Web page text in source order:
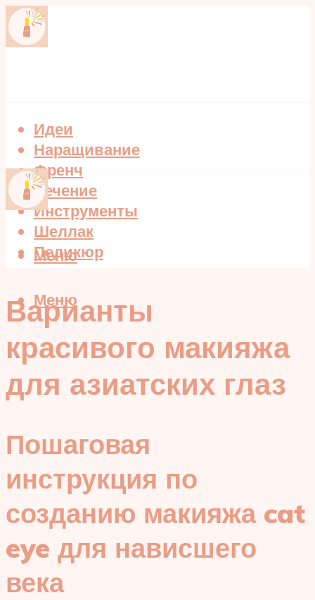
Идеи
Наращивание
Френч
Лечение
Инструменты
Шеллак
Педикюр
Меню
Меню
Варианты
красивого макияжа
для азиатских глаз
Пошаговая
инструкция по
созданию макияжа cat
eye для нависшего
века